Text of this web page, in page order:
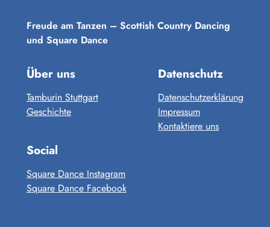
Freude am Tanzen – Scottish Country Dancing
und Square Dance
Über uns
Tamburin Stuttgart
Geschichte
Datenschutz
Datenschutzerklärung
Impressum
Kontaktiere uns
Social
Square Dance Instagram
Square Dance Facebook